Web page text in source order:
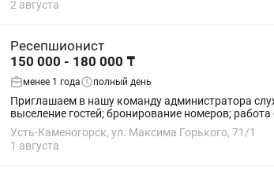
2 августа
Ресепшионист
150 000 - 180 000 ₸
менее 1 года полный день
Приглашаем в нашу команду администратора службы приема и размещения! График
выселение гостей; бронирование
Усть-Каменогорск, ул. Максима Горького, 71/1
1 августа